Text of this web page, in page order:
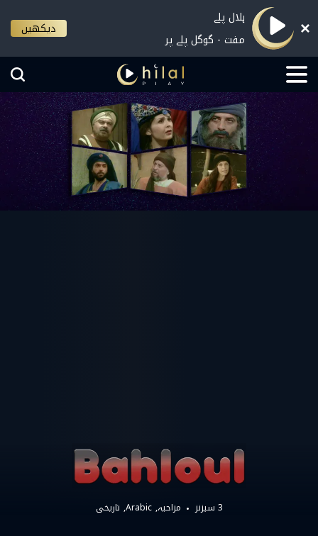
ہلال پلے
مفت - گوگل پلے پر
دیکھیں
3 سیزنز مزاحیہ Arabic تاریخی